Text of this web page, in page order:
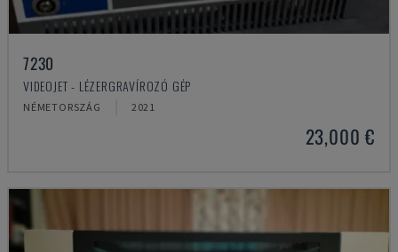
7230
VIDEOJET - LÉZERGRAVÍROZÓ GÉP
NÉMETORSZÁG 2021
23,000 €